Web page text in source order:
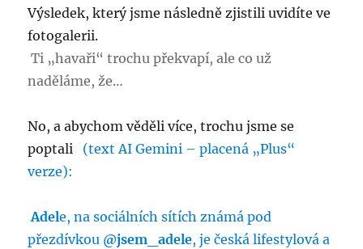
Výsledek, který jsme následně zjistili uvidíte ve
fotogalerii.
Ti „havaři“ trochu překvapí, ale co už
naděláme, že…
No, a abychom věděli více, trochu jsme se
poptali
(text AI Gemini – placená „Plus“
verze):
Adele, na sociálních sítích známá pod
přezdívkou @jsem_adele, je česká lifestylová a